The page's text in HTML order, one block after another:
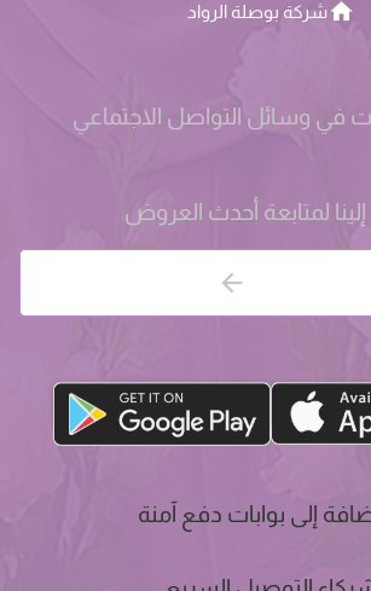
شركة بوصلة الرواد
في وسائل التواصل الاجتماعي
إلينا لمتابعة أحدث العروض
إلى بوابات دفع آمنة